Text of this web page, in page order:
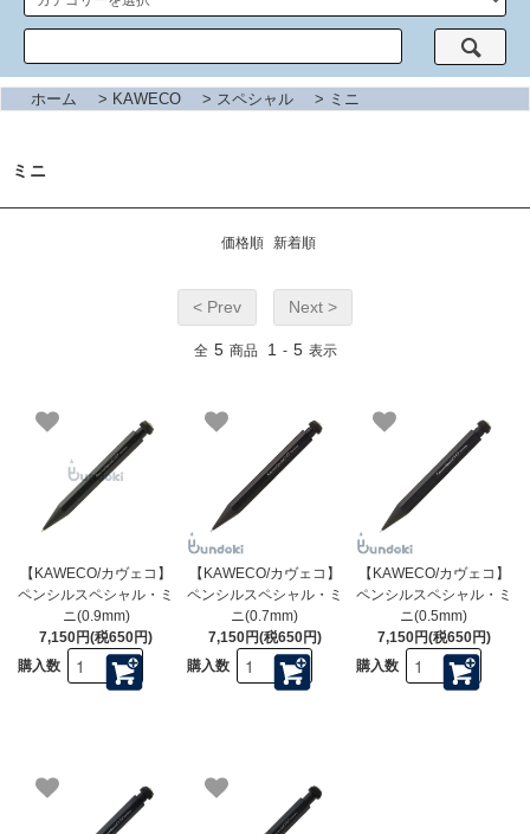
ホーム > KAWECO > スペシャル > ミニ
ミニ
価格順 新着順
< Prev Next >
全 5 商品 1 - 5 表示
【KAWECO/カヴェコ】
ペンシルスペシャル・ミ
ニ(0.9mm)
7,150円(税650円)
購入数
【KAWECO/カヴェコ】
ペンシルスペシャル・ミ
ニ(0.7mm)
7,150円(税650円)
購入数
【KAWECO/カヴェコ】
ペンシルスペシャル・ミ
ニ(0.5mm)
7,150円(税650円)
購入数